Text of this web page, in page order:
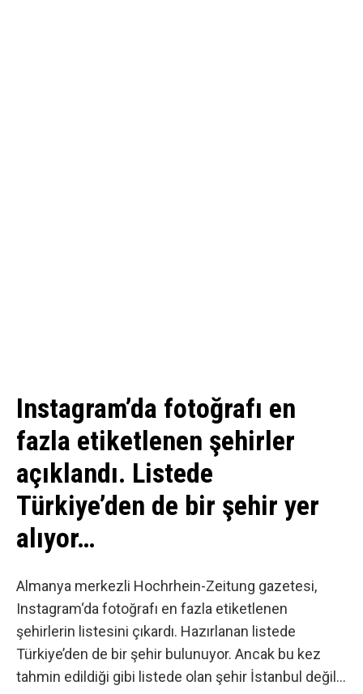
Instagram’da fotoğrafı en
fazla etiketlenen şehirler
açıklandı. Listede
Türkiye’den de bir şehir yer
alıyor…
Almanya merkezli Hochrhein-Zeitung gazetesi,
Instagram‘da fotoğrafı en fazla etiketlenen
şehirlerin listesini çıkardı. Hazırlanan listede
Türkiye’den de bir şehir bulunuyor. Ancak bu kez
tahmin edildiği gibi listede olan şehir İstanbul değil…